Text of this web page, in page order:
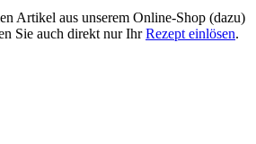
Artikel aus unserem Online-Shop (dazu)
Sie auch direkt nur IhrRezept einlösen.